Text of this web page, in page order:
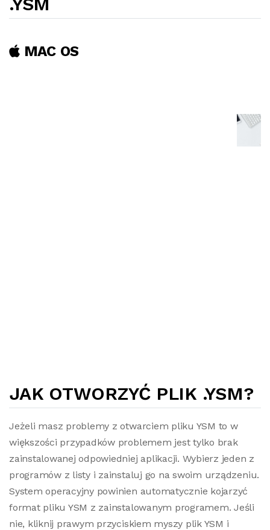
MAC OS
JAK OTWORZYĆ PLIK .YSM?
Jeżeli masz problemy z otwarciem pliku YSM to w
większości przypadków problemem jest tylko brak
zainstalowanej odpowiedniej aplikacji. Wybierz jeden z
programów z listy i zainstaluj go na swoim urządzeniu.
System operacyjny powinien automatycznie kojarzyć
format pliku YSM z zainstalowanym programem. Jeśli
nie, kliknij prawym przyciskiem myszy plik YSM i